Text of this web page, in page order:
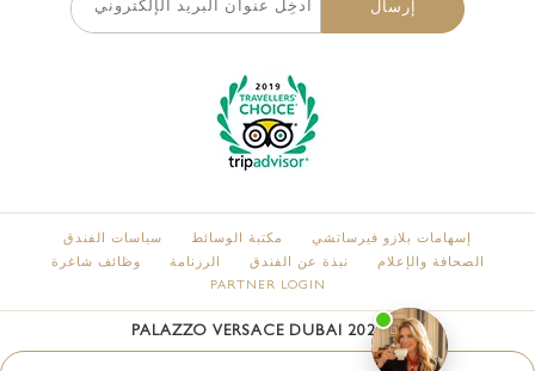
إرسال
إسهامات بلازو فيرساتشي مكتبة الوسائط
سياسات الفندق
الصحافة والإعلام
نبذة عن الفندق الرزنامة
وظائف شاغرة
PARTNER LOGIN
©
2026